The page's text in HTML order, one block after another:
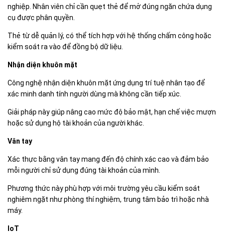
nghiệp. Nhân viên chỉ cần quẹt thẻ để mở đúng ngăn chứa dụng
cụ được phân quyền.
Thẻ từ dễ quản lý, có thể tích hợp với hệ thống chấm công hoặc
kiểm soát ra vào để đồng bộ dữ liệu.
Nhận diện khuôn mặt
Công nghệ nhận diện khuôn mặt ứng dụng trí tuệ nhân tạo để
xác minh danh tính người dùng mà không cần tiếp xúc.
Giải pháp này giúp nâng cao mức độ bảo mật, hạn chế việc mượn
hoặc sử dụng hộ tài khoản của người khác.
Vân tay
Xác thực bằng vân tay mang đến độ chính xác cao và đảm bảo
mỗi người chỉ sử dụng đúng tài khoản của mình.
Phương thức này phù hợp với môi trường yêu cầu kiểm soát
nghiêm ngặt như phòng thí nghiệm, trung tâm bảo trì hoặc nhà
máy.
IoT